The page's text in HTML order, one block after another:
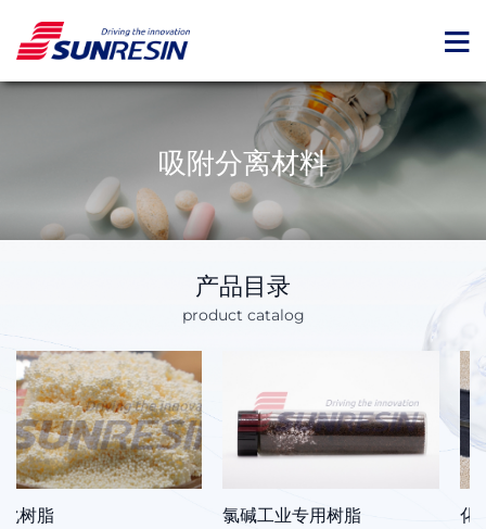
吸附分离材料
产品目录
product catalog
脂 氯碱工业专用树脂 化工